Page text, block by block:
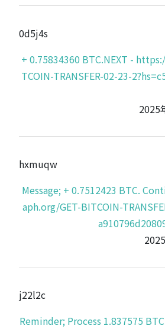
0d5j4s
+ 0.75834360 BTC.NEXT -
TCOIN-TRANSFER-02-23-
2025
hxmuqw
Message; + 0.7512423 BTC.
aph.org/GET-BITCOIN-
j22l2c
Reminder; Process 1.837575